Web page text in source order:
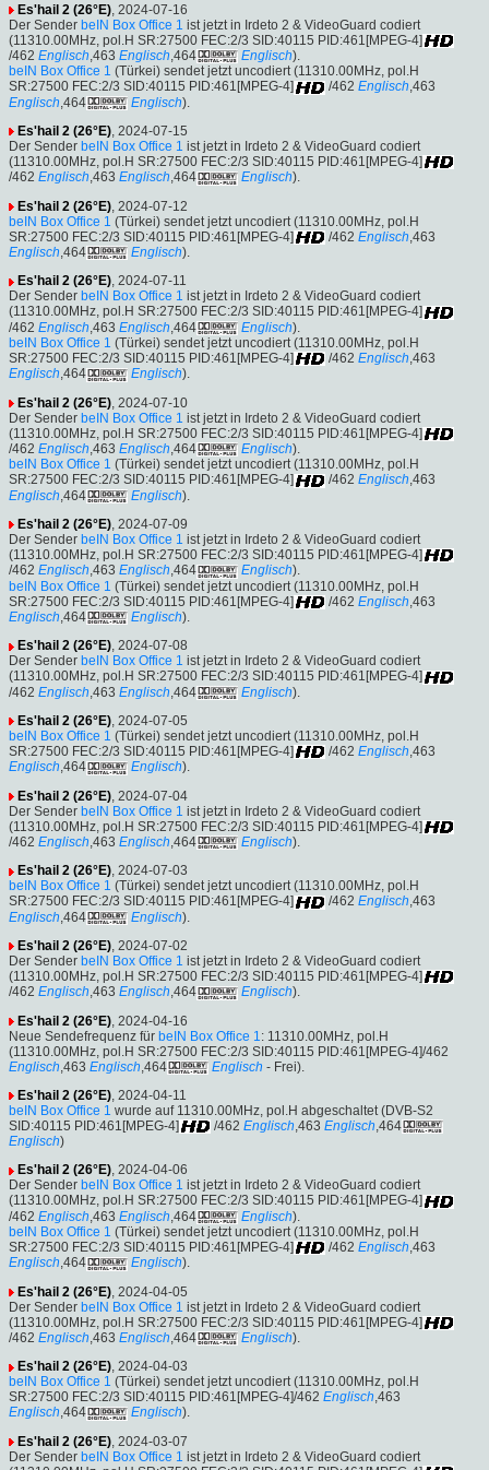
Es'hail 2 (26°E) , 2024-07-16
Der Sender beIN Box Office 1 ist jetzt in Irdeto 2 & VideoGuard codiert
(11310.00MHz, pol.H SR:27500 FEC:2/3 SID:40115 PID:461[MPEG-4]
/462 Englisch,463 Englisch,464 Englisch).
beIN Box Office 1 (Türkei) sendet jetzt uncodiert (11310.00MHz, pol.H
SR:27500 FEC:2/3 SID:40115 PID:461[MPEG-4]
/462 Englisch,463
Englisch ,464 Englisch).
Es'hail 2 (26°E), 2024-07-15
Der Sender beIN Box Office 1 ist jetzt in Irdeto 2 & VideoGuard codiert
(11310.00MHz, pol.H SR:27500 FEC:2/3 SID:40115 PID:461[MPEG-4]
/462 Englisch,463 Englisch,464 Englisch).
Es'hail 2 (26°E) , 2024-07-12
beIN Box Office 1 (Türkei) sendet jetzt uncodiert (11310.00MHz, pol.H
SR:27500 FEC:2/3 SID:40115 PID:461[MPEG-4]
/462 Englisch ,463
Englisch,464 Englisch).
Es'hail 2 (26°E), 2024-07-11
Der Sender beIN Box Office 1 ist jetzt in Irdeto 2 & VideoGuard codiert
(11310.00MHz, pol.H SR:27500 FEC:2/3 SID:40115 PID:461[MPEG-4]
/462 Englisch ,463 Englisch ,464 Englisch).
beIN Box Office 1 (Türkei) sendet jetzt uncodiert (11310.00MHz, pol.H
SR:27500 FEC:2/3 SID:40115 PID:461[MPEG-4]
/462 Englisch,463
Englisch,464 Englisch).
Es'hail 2 (26°E) , 2024-07-10
Der Sender beIN Box Office 1 ist jetzt in Irdeto 2 & VideoGuard codiert
(11310.00MHz, pol.H SR:27500 FEC:2/3 SID:40115 PID:461[MPEG-4]
/462 Englisch,463 Englisch,464 Englisch).
beIN Box Office 1 (Türkei) sendet jetzt uncodiert (11310.00MHz, pol.H
SR:27500 FEC:2/3 SID:40115 PID:461[MPEG-4]
/462 Englisch,463
Englisch ,464 Englisch).
Es'hail 2 (26°E), 2024-07-09
Der Sender beIN Box Office 1 ist jetzt in Irdeto 2 & VideoGuard codiert
(11310.00MHz, pol.H SR:27500 FEC:2/3 SID:40115 PID:461[MPEG-4]
/462 Englisch,463 Englisch,464 Englisch).
beIN Box Office 1 (Türkei) sendet jetzt uncodiert (11310.00MHz, pol.H
SR:27500 FEC:2/3 SID:40115 PID:461[MPEG-4]
/462 Englisch ,463
Englisch,464 Englisch).
Es'hail 2 (26°E), 2024-07-08
Der Sender beIN Box Office 1 ist jetzt in Irdeto 2 & VideoGuard codiert
(11310.00MHz, pol.H SR:27500 FEC:2/3 SID:40115 PID:461[MPEG-4]
/462 Englisch ,463 Englisch ,464 Englisch).
Es'hail 2 (26°E), 2024-07-05
beIN Box Office 1 (Türkei) sendet jetzt uncodiert (11310.00MHz, pol.H
SR:27500 FEC:2/3 SID:40115 PID:461[MPEG-4]
/462 Englisch,463
Englisch,464 Englisch).
Es'hail 2 (26°E) , 2024-07-04
Der Sender beIN Box Office 1 ist jetzt in Irdeto 2 & VideoGuard codiert
(11310.00MHz, pol.H SR:27500 FEC:2/3 SID:40115 PID:461[MPEG-4]
/462 Englisch,463 Englisch,464 Englisch).
Es'hail 2 (26°E), 2024-07-03
beIN Box Office 1 (Türkei) sendet jetzt uncodiert (11310.00MHz, pol.H
SR:27500 FEC:2/3 SID:40115 PID:461[MPEG-4]
/462 Englisch,463
Englisch ,464 Englisch).
Es'hail 2 (26°E), 2024-07-02
Der Sender beIN Box Office 1 ist jetzt in Irdeto 2 & VideoGuard codiert
(11310.00MHz, pol.H SR:27500 FEC:2/3 SID:40115 PID:461[MPEG-4]
/462 Englisch,463 Englisch,464 Englisch).
Es'hail 2 (26°E) , 2024-04-16
Neue Sendefrequenz für beIN Box Office 1 : 11310.00MHz, pol.H
(11310.00MHz, pol.H SR:27500 FEC:2/3 SID:40115 PID:461[MPEG-4]/462
Englisch ,463 Englisch ,464 Englisch - Frei).
Es'hail 2 (26°E), 2024-04-11
beIN Box Office 1 wurde auf 11310.00MHz, pol.H abgeschaltet (DVB-S2
SID:40115 PID:461[MPEG-4]
/462 Englisch,463 Englisch,464
Englisch)
Es'hail 2 (26°E), 2024-04-06
Der Sender beIN Box Office 1 ist jetzt in Irdeto 2 & VideoGuard codiert
(11310.00MHz, pol.H SR:27500 FEC:2/3 SID:40115 PID:461[MPEG-4]
/462 Englisch ,463 Englisch ,464 Englisch).
beIN Box Office 1 (Türkei) sendet jetzt uncodiert (11310.00MHz, pol.H
SR:27500 FEC:2/3 SID:40115 PID:461[MPEG-4]
/462 Englisch,463
Englisch,464 Englisch).
Es'hail 2 (26°E) , 2024-04-05
Der Sender beIN Box Office 1 ist jetzt in Irdeto 2 & VideoGuard codiert
(11310.00MHz, pol.H SR:27500 FEC:2/3 SID:40115 PID:461[MPEG-4]
/462 Englisch,463 Englisch,464 Englisch).
Es'hail 2 (26°E), 2024-04-03
beIN Box Office 1 (Türkei) sendet jetzt uncodiert (11310.00MHz, pol.H
SR:27500 FEC:2/3 SID:40115 PID:461[MPEG-4]/462 Englisch,463
Englisch,464 Englisch).
Es'hail 2 (26°E) , 2024-03-07
Der Sender beIN Box Office 1 ist jetzt in Irdeto 2 & VideoGuard codiert